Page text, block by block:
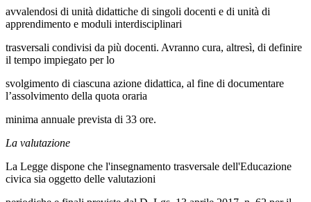
avvalendosi di unità didattiche di singoli docenti e di unità di
apprendimento e moduli interdisciplinari
trasversali condivisi da più docenti. Avranno cura, altresì, di definire
il tempo impiegato per lo
svolgimento di ciascuna azione didattica, al fine di documentare
l’assolvimento della quota oraria
minima annuale prevista di 33 ore.
La valutazione
La Legge dispone che l'insegnamento trasversale dell'Educazione
civica sia oggetto delle valutazioni